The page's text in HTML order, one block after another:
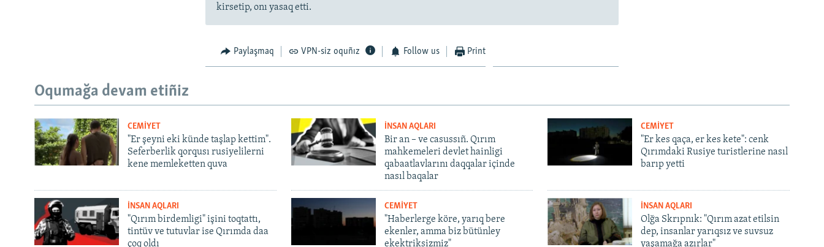
kirsetip, onı yasaq etti.
Paylaşmaq VPN-siz oquñız Follow us Print
Oqumağa devam etiñiz
CEMİYET
"Er şeyni eki künde taşlap kettim".
Seferberlik qorqusı rusiyelilerni
kene memleketten quva
İNSAN AQLARI
Bir an – ve casussıñ. Qırım
mahkemeleri devlet hainligi
qabaatlavlarını daqqalar içinde
nasıl baqalar
CEMİYET
"Er kes qaça, er kes kete": cenk
Qırımdaki Rusiye turistlerine nasıl
barıp yetti
İNSAN AQLARI
"Qırım birdemligi" işini toqtattı,
tintüv ve tutuvlar ise Qırımda daa
çoq oldı
CEMİYET
"Haberlerge köre, yarıq bere
ekenler, amma biz bütünley
ekektriksizmiz"
İNSAN AQLARI
Olğa Skrıpnık: "Qırım azat etilsin
dep, insanlar yarıqsız ve suvsuz
yaşamağa azırlar"